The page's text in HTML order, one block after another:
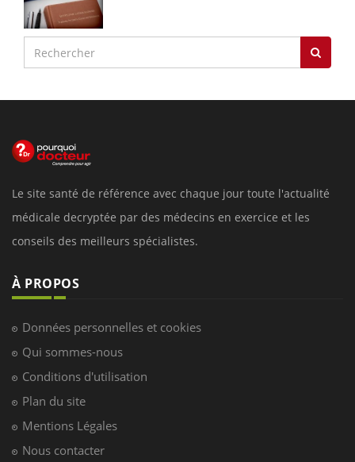
Le site santé de référence avec chaque jour toute l'actualité
médicale decryptée par des médecins en exercice et les
conseils des meilleurs spécialistes.
À PROPOS
Données personnelles et cookies
Qui sommes-nous
Conditions d'utilisation
Plan du site
Mentions Légales
Nous contacter